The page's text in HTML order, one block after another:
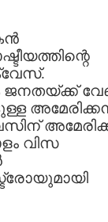
ജനതയ്ക്ക്
വിസ